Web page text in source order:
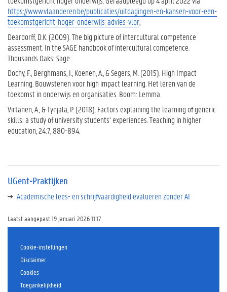
https://www.vlaanderen.be/publicaties/uitdagingen-en-kansen-voor-een-
toekomstgericht-hoger-onderwijs-advies-vlor;
Deardorff, D.K. (2009). The big picture of intercultural competence
assessment. In the SAGE handbook of intercultural competence.
Thousands Oaks: Sage.
Dochy, F., Berghmans, I., Koenen, A., & Segers, M. (2015). High Impact
Learning. Bouwstenen voor high impact learning. Het leren van de
toekomst in onderwijs en organisaties. Boom: Lemma.
Virtanen, A., & Tynjälä, P. (2018). Factors explaining the learning of generic
skills: a study of university students’ experiences. Teaching in higher
education, 24:7, 880-894.
UGent-Praktijken
Academische lees- en schrijfvaardigheid evalueren zonder AI
Laatst aangepast 19 januari 2026 11:17
Cookie-instellingen
Disclaimer
Cookies
Toegankelijkheid